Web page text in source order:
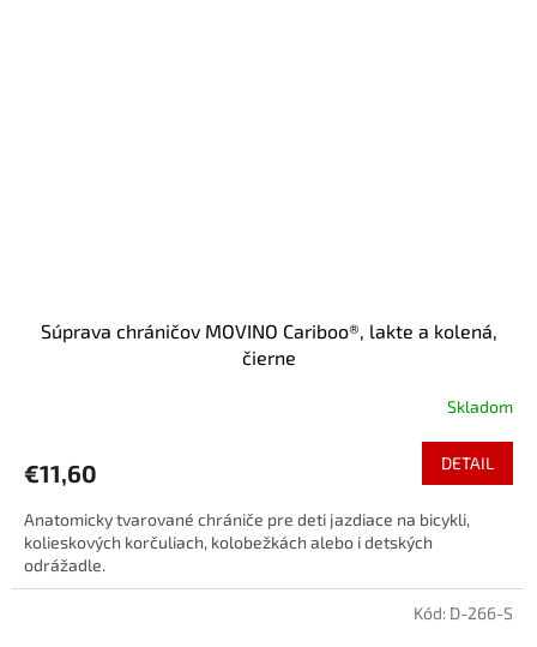
Súprava chráničov MOVINO Cariboo®, lakte a kolená,
čierne
Skladom
€11,60 DETAIL
Anatomicky tvarované chrániče pre deti jazdiace na bicykli,
kolieskových korčuliach, kolobežkách alebo i detských
odrážadle.
Kód: D-266-S